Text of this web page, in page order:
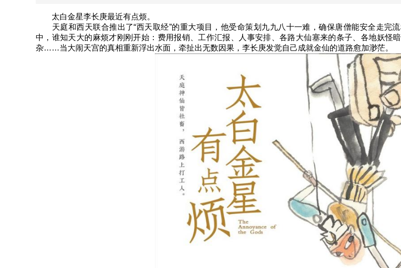
太白金星李长庚最近有点烦。
天庭和西天联合推出了“西天取经”的重大项目，他受命策划九九八十一难，确保唐僧能安全走完
中，谁知天大的麻烦才刚刚开始：费用报销、工作汇报、人事安排、各路大仙塞来的条子、各地妖怪
杂……当大闹天宫的真相重新浮出水面，牵扯出无数因果，李长庚发觉自己成就金仙的道路愈加渺茫。